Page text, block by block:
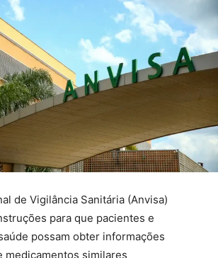
de Vigilância Sanitária (Anvisa)
para que pacientes e
possam obter informações
medicamentos similares